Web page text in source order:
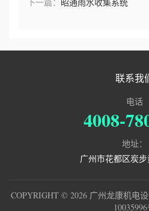
联系我
电话
4008-
地址：
广州市花都区炭
COPYRIGHT © 2026 广州龙康机电